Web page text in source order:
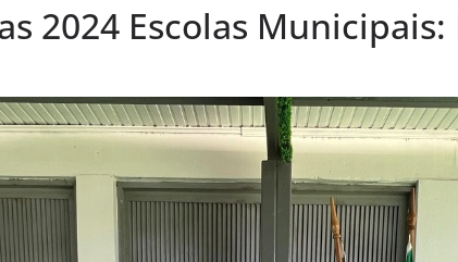
2024 Escolas